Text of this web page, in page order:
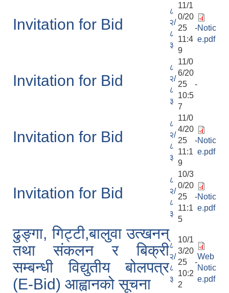
Invitation for Bid
८
२/
८
३
11/1
0/20
25 -
11:4
9
Notic
e.pdf
Invitation for Bid
८
२/
८
३
11/0
6/20
25 -
10:5
7
Invitation for Bid
८
२/
८
३
11/0
4/20
25 -
11:1
9
Notic
e.pdf
Invitation for Bid
८
२/
८
३
10/3
0/20
25 -
11:1
5
Notic
e.pdf
ढुङ्गा, गिट्टी,बालुवा उत्खनन्
तथा संकलन र बिक्री
सम्बन्धी विद्युतीय बोलपत्र
(E-Bid) आह्वानको सूचना
८
२/
८
३
10/1
3/20
25 -
10:2
2
Web
Notic
e.pdf